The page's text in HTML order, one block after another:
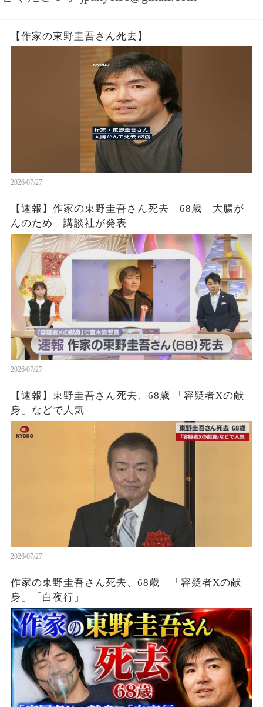
【作家の東野圭吾さん死去】
2026/07/27
【速報】作家の東野圭吾さん死去 68歳 大腸が
んのため 講談社が発表
2026/07/27
【速報】東野圭吾さん死去、68歳 「容疑者Xの献
身」などで人気
2026/07/27
作家の東野圭吾さん死去、68歳 「容疑者Xの献
身」「白夜行」